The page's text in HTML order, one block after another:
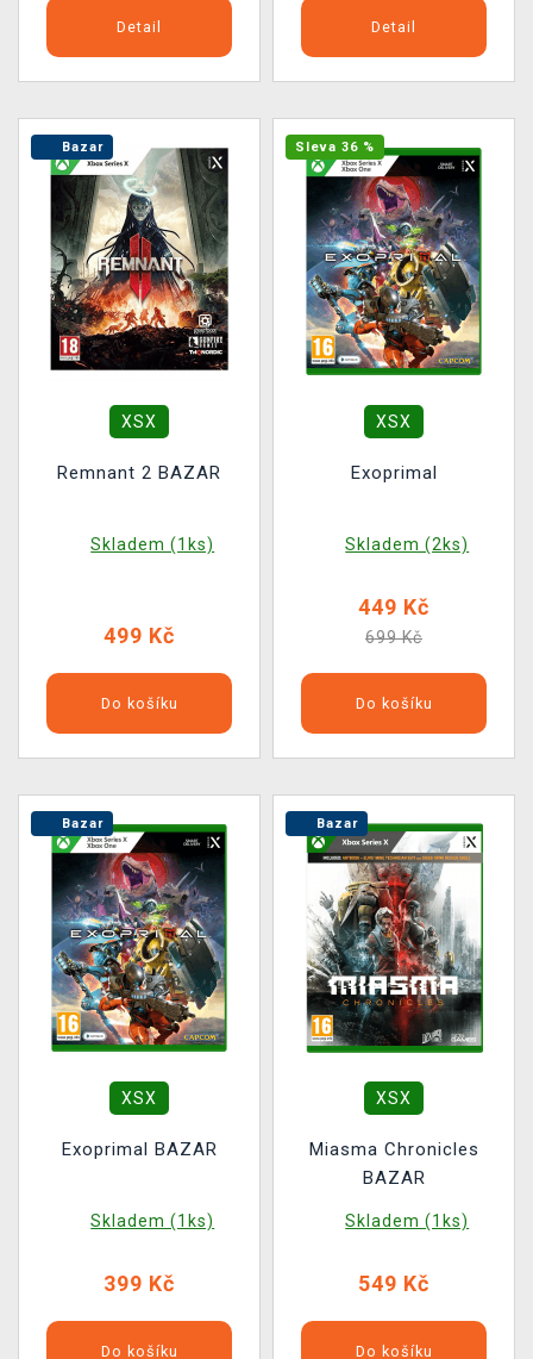
Detail Detail
Bazar
XSX
Remnant 2 BAZAR
Skladem (1ks)
499 Kč
Do košíku
Sleva 36 %
XSX
Exoprimal
Skladem (2ks)
449 Kč
699 Kč
Do košíku
Bazar
XSX
Exoprimal BAZAR
Skladem (1ks)
399 Kč
Do košíku
Bazar
XSX
Miasma Chronicles
BAZAR
Skladem (1ks)
549 Kč
Do košíku